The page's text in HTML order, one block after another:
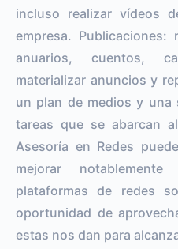
incluso realizar vídeos
empresa. Publicaciones:
anuarios, cuentos,
materializar anuncios y
un plan de medios y una
tareas que se abarcan
Asesoría en Redes
mejorar
plataformas de redes
oportunidad de
estas nos dan para